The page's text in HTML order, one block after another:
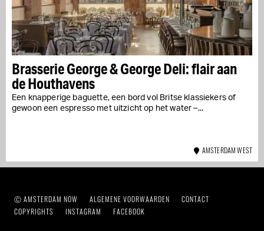
Brasserie George & George Deli: flair aan
de Houthavens
Een knapperige baguette, een bord vol Britse klassiekers of
gewoon een espresso met uitzicht op het water –...
AMSTERDAM WEST
Ⓒ AMSTERDAM NOW ALGEMENE VOORWAARDEN
CONTACT
COPYRIGHTS
INSTAGRAM FACEBOOK